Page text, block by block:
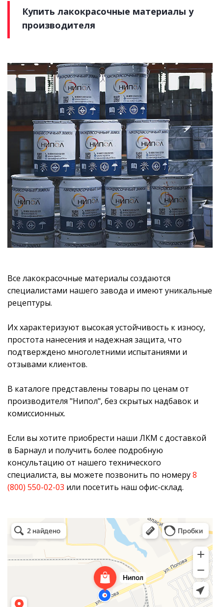
Купить лакокрасочные материалы у
производителя
Все лакокрасочные материалы создаются
специалистами нашего завода и имеют уникальные
рецептуры.
Их характеризуют высокая устойчивость к износу,
простота нанесения и надежная защита, что
подтверждено многолетними испытаниями и
отзывами клиентов.
В каталоге представлены товары по ценам от
производителя "Нипол", без скрытых надбавок и
комиссионных.
Если вы хотите приобрести наши ЛКМ с доставкой
в Барнаул и получить более подробную
консультацию от нашего технического
специалиста, вы можете позвонить по номеру8
(800) 550-02-03 или посетить наш офис-склад.